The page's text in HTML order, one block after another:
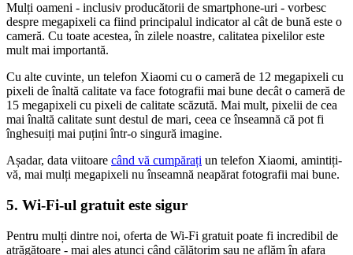
Mulți oameni - inclusiv producătorii de smartphone-uri - vorbesc
despre megapixeli ca fiind principalul indicator al cât de bună este o
cameră. Cu toate acestea, în zilele noastre, calitatea pixelilor este
mult mai importantă.
Cu alte cuvinte, un telefon Xiaomi cu o cameră de 12 megapixeli cu
pixeli de înaltă calitate va face fotografii mai bune decât o cameră de
15 megapixeli cu pixeli de calitate scăzută. Mai mult, pixelii de cea
mai înaltă calitate sunt destul de mari, ceea ce înseamnă că pot fi
înghesuiți mai puțini într-o singură imagine.
Așadar, data viitoare când vă cumpărați un telefon Xiaomi, amintiți-
vă, mai mulți megapixeli nu înseamnă neapărat fotografii mai bune.
5. Wi-Fi-ul gratuit este sigur
Pentru mulți dintre noi, oferta de Wi-Fi gratuit poate fi incredibil de
atrăgătoare - mai ales atunci când călătorim sau ne aflăm în afara